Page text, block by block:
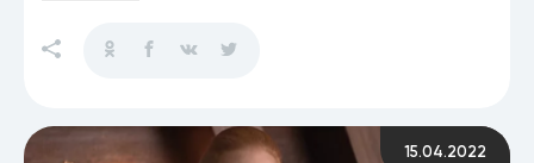
15.04.2022